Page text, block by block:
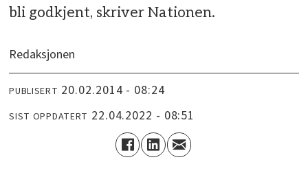
bli godkjent, skriver Nationen.
Redaksjonen
PUBLISERT 20.02.2014 - 08:24
SIST OPPDATERT 22.04.2022 - 08:51